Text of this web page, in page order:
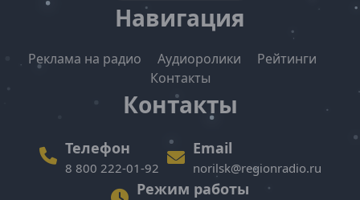
Навигация
Реклама на радио Аудиоролики
Рейтинги
Контакты
Контакты
Телефон
8 800 222-01-92
Email
norilsk@regionradio.ru
Режим работы
Ярцево
Благодарный
Зеленокумск
Изобильный
Ипатово